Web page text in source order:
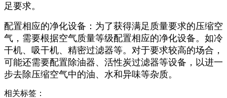
足要求。
配置相应的净化设备：为了获得满足质量要求的压缩空
气，需要根据空气质量等级配置相应的净化设备。如冷
干机、吸干机、精密过滤器等。对于要求较高的场合，
可能还需要配置除油器、活性炭过滤器等设备，以进一
步去除压缩空气中的油、水和异味等杂质。
相关标签：